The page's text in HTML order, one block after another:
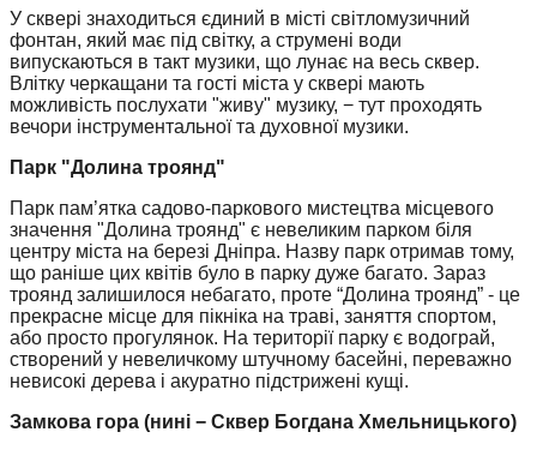
У сквері знаходиться єдиний в місті світломузичний
фонтан, який має під світку, а струмені води
випускаються в такт музики, що лунає на весь сквер.
Влітку черкащани та гості міста у сквері мають
можливість послухати "живу" музику, − тут проходять
вечори інструментальної та духовної музики.
Парк "Долина троянд"
Парк пам’ятка садово-паркового мистецтва місцевого
значення "Долина троянд" є невеликим парком біля
центру міста на березі Дніпра. Назву парк отримав тому,
що раніше цих квітів було в парку дуже багато. Зараз
троянд залишилося небагато, проте “Долина троянд” - це
прекрасне місце для пікніка на траві, заняття спортом,
або просто прогулянок. На території парку є водограй,
створений у невеличкому штучному басейні, переважно
невисокі дерева і акуратно підстрижені кущі.
Замкова гора (нині − Сквер Богдана Хмельницького)